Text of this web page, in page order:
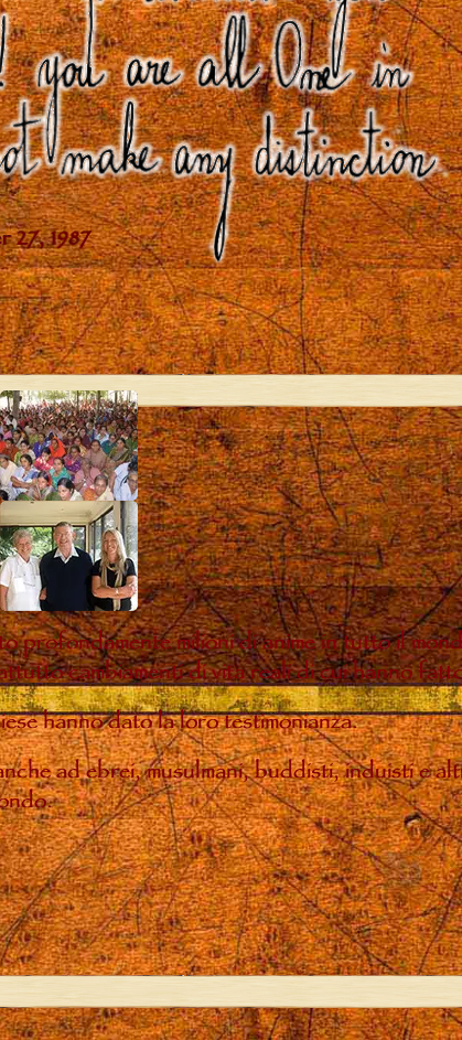
profondamente milioni di anime in tutto il
cambiamenti di vita reali di cui hanno
hanno dato la loro testimonianza.
ad ebrei, musulmani, buddisti, induisti e